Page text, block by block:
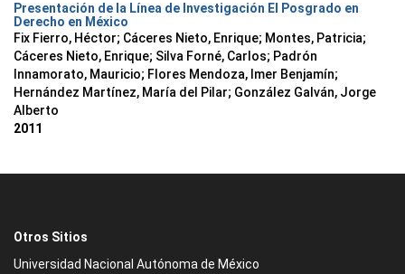
Presentación de la Línea de Investigación El Posgrado en
Derecho en México
Fix Fierro, Héctor; Cáceres Nieto, Enrique; Montes, Patricia;
Cáceres Nieto, Enrique; Silva Forné, Carlos; Padrón
Innamorato, Mauricio; Flores Mendoza, Imer Benjamín;
Hernández Martínez, María del Pilar; González Galván, Jorge
Alberto
2011
Otros Sitios
Universidad Nacional Autónoma de México